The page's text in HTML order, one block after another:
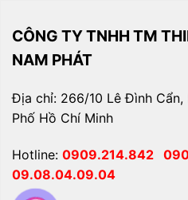
CÔNG TY TNHH TM
NAM PHÁT
Địa chỉ: 266/10 Lê Đình Cẩn,
Phố Hồ Chí Minh
Hotline: 0909.214.842
09.08.04.09.04